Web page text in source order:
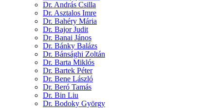
Dr. András Csilla
Dr. Asztalos Imre
Dr. Bahéry Mária
Dr. Bajor Judit
Dr. Banai János
Dr. Bánky Balázs
Dr. Bánsághi Zoltán
Dr. Barta Miklós
Dr. Bartek Péter
Dr. Bene László
Dr. Beró Tamás
Dr. Bin Liu
Dr. Bodoky György